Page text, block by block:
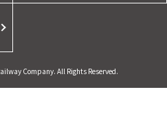
Company. All Rights Reserved.